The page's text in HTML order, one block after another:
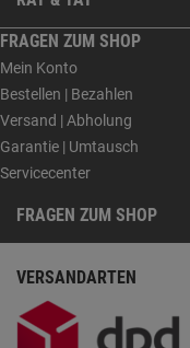
FRAGEN ZUM SHOP
Mein Konto
Bestellen | Bezahlen
Versand | Abholung
Garantie | Umtausch
Servicecenter
FRAGEN ZUM SHOP
VERSANDARTEN